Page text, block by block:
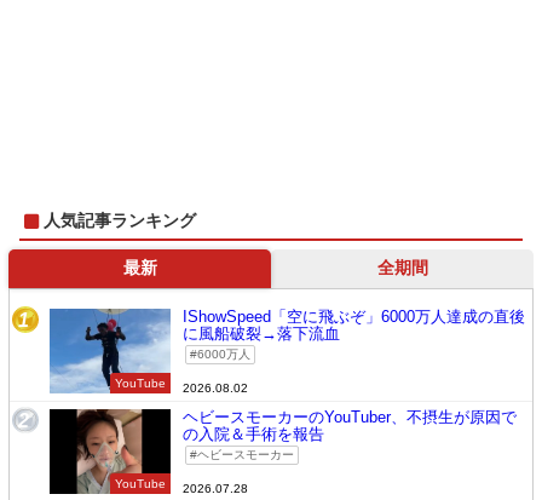
人気記事ランキング
最新 全期間
1
YouTube
IShowSpeed「空に飛ぶぞ」6000万人達成の直後
に風船破裂→落下流血
6000万人
2026.08.02
2
YouTube
ヘビースモーカーのYouTuber、不摂生が原因で
の入院＆手術を報告
ヘビースモーカー
2026.07.28